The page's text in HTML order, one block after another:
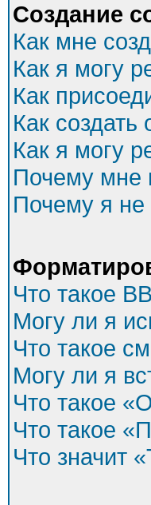
Создание
Как мне
Как я могу
Как
Как создать
Как я могу
Почему мне
Почему я не
Что такое
Могу ли я
Что такое
Могу ли я
Что такое
Что такое
Что значит